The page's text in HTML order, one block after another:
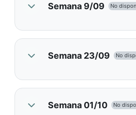
Semana 9/09 No
Semana 23/09 No
Semana 01/10 No